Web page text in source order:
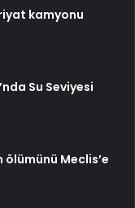
kamyonu
Su Seviyesi
ölümünü Meclis’e